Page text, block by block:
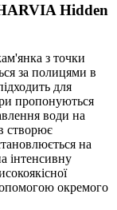
Hidden
з точки
за полицями в
для
пропонуються
води на
створює
на
інтенсивну
окремого